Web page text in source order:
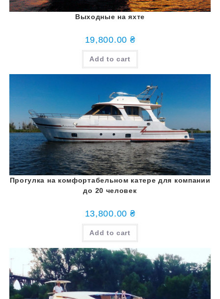
Выходные на яхте
19,800.00 ₴
Add to cart
Прогулка на комфортабельном катере для компании
до 20 человек
13,800.00 ₴
Add to cart